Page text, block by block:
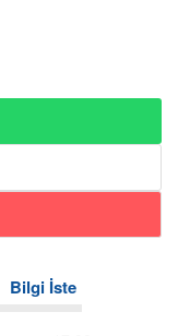
Bilgi İste